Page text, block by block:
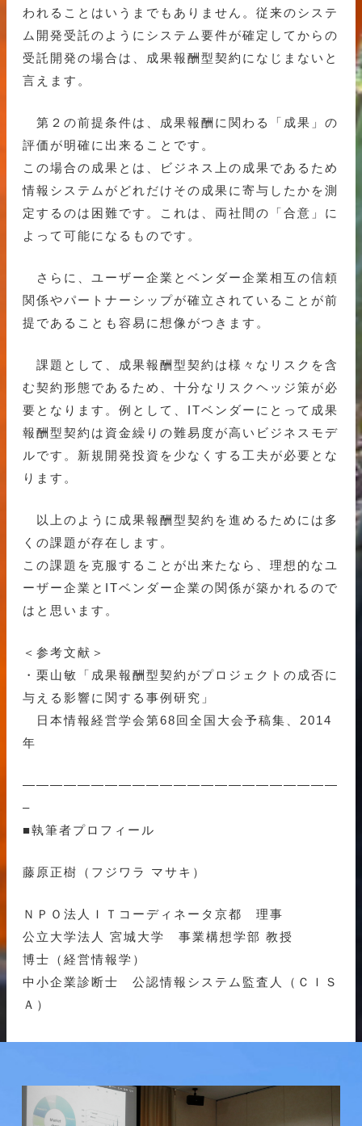
われることはいうまでもありません。従来のシステ
ム開発受託のようにシステム要件が確定してからの
受託開発の場合は、成果報酬型契約になじまないと
言えます。
第２の前提条件は、成果報酬に関わる「成果」の
評価が明確に出来ることです。
この場合の成果とは、ビジネス上の成果であるため
情報システムがどれだけその成果に寄与したかを測
定するのは困難です。これは、両社間の「合意」に
よって可能になるものです。
さらに、ユーザー企業とベンダー企業相互の信頼
関係やパートナーシップが確立されていることが前
提であることも容易に想像がつきます。
課題として、成果報酬型契約は様々なリスクを含
む契約形態であるため、十分なリスクヘッジ策が必
要となります。例として、ITベンダーにとって成果
報酬型契約は資金繰りの難易度が高いビジネスモデ
ルです。新規開発投資を少なくする工夫が必要とな
ります。
以上のように成果報酬型契約を進めるためには多
くの課題が存在します。
この課題を克服することが出来たなら、理想的なユ
ーザー企業とITベンダー企業の関係が築かれるので
はと思います。
＜参考文献＞
・栗山敏「成果報酬型契約がプロジェクトの成否に
与える影響に関する事例研究」
日本情報経営学会第68回全国大会予稿集、2014
年
———————————————————————
–
■執筆者プロフィール
藤原正樹（フジワラ マサキ）
ＮＰＯ法人ＩＴコーディネータ京都 理事
公立大学法人 宮城大学 事業構想学部 教授
博士（経営情報学）
中小企業診断士 公認情報システム監査人（ＣＩＳ
Ａ）